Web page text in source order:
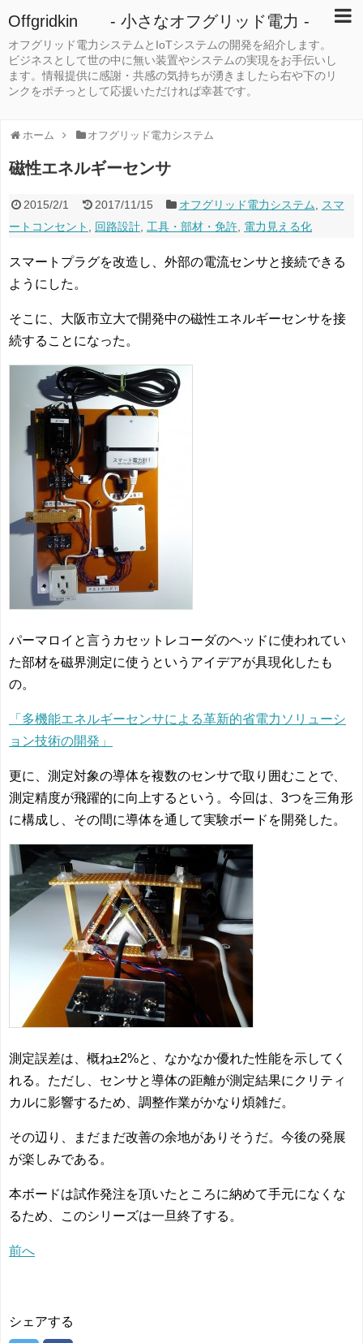
Offgridkin - 小さなオフグリッド電力 -
オフグリッド電力システムとIoTシステムの開発を紹介します。
ビジネスとして世の中に無い装置やシステムの実現をお手伝いし
ます。情報提供に感謝・共感の気持ちが湧きましたら右や下のリ
ンクをポチっとして応援いただければ幸甚です。
ホーム オフグリッド電力システム
磁性エネルギーセンサ
2015/2/1 2017/11/15 オフグリッド電力システム
スマ
ートコンセント
回路設計 工具・部材・免許 電力見える化
スマートプラグを改造し、外部の電流センサと接続できる
ようにした。
そこに、大阪市立大で開発中の磁性エネルギーセンサを接
続することになった。
パーマロイと言うカセットレコーダのヘッドに使われてい
た部材を磁界測定に使うというアイデアが具現化したも
の。
「多機能エネルギーセンサによる革新的省電力ソリューシ
ョン技術の開発」
更に、測定対象の導体を複数のセンサで取り囲むことで、
測定精度が飛躍的に向上するという。今回は、3つを三角形
に構成し、その間に導体を通して実験ボードを開発した。
測定誤差は、概ね±2%と、なかなか優れた性能を示してく
れる。ただし、センサと導体の距離が測定結果にクリティ
カルに影響するため、調整作業がかなり煩雑だ。
その辺り、まだまだ改善の余地がありそうだ。今後の発展
が楽しみである。
本ボードは試作発注を頂いたところに納めて手元になくな
るため、このシリーズは一旦終了する。
前へ
シェアする